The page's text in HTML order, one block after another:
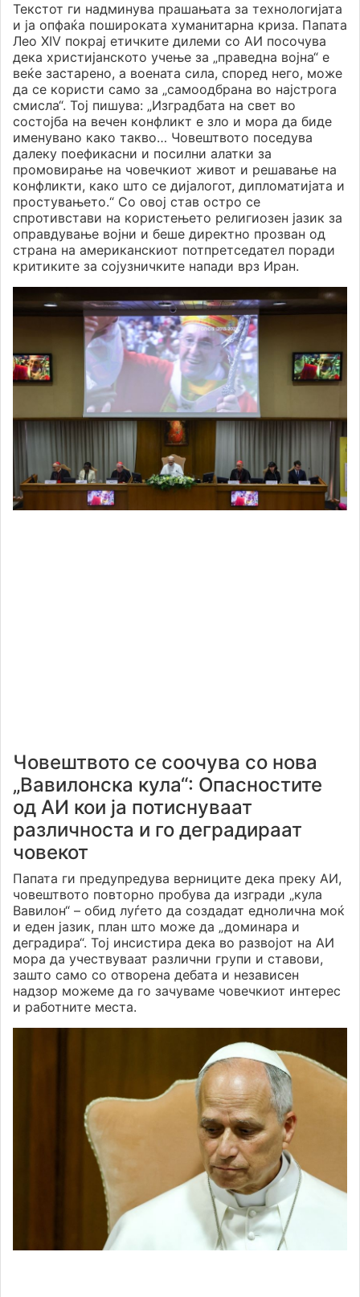
Текстот ги надминува прашањата за технологијата
и ја опфаќа пошироката хуманитарна криза. Папата
Лео XIV покрај етичките дилеми со АИ посочува
дека христијанското учење за „праведна војна“ е
веќе застарено, а воената сила, според него, може
да се користи само за „самоодбрана во најстрога
смисла“. Тој пишува: „Изградбата на свет во
состојба на вечен конфликт е зло и мора да биде
именувано како такво… Човештвото поседува
далеку поефикасни и посилни алатки за
промовирање на човечкиот живот и решавање на
конфликти, како што се дијалогот, дипломатијата и
простувањето.“ Со овој став остро се
спротивстави на користењето религиозен јазик за
оправдување војни и беше директно прозван од
страна на американскиот потпретседател поради
критиките за сојузничките напади врз Иран.
Човештвото се соочува со нова
„Вавилонска кула“: Опасностите
од АИ кои ја потиснуваат
различноста и го деградираат
човекот
Папата ги предупредува верниците дека преку АИ,
човештвото повторно пробува да изгради „кула
Вавилон“ – обид луѓето да создадат еднолична моќ
и еден јазик, план што може да „доминара и
деградира“. Тој инсистира дека во развојот на АИ
мора да учествуваат различни групи и ставови,
зашто само со отворена дебата и независен
надзор можеме да го зачуваме човечкиот интерес
и работните места.